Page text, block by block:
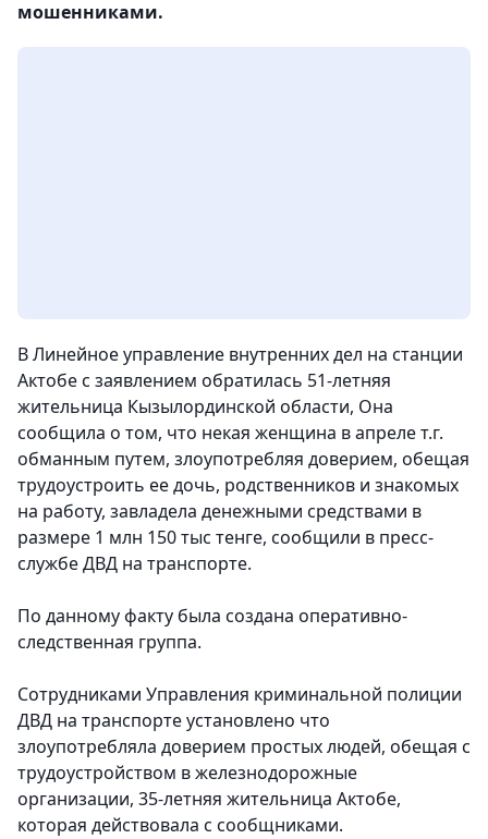
мошенниками.
В Линейное управление внутренних дел на станции
Актобе с заявлением обратилась 51-летняя
жительница Кызылординской области, Она
сообщила о том, что некая женщина в апреле т.г.
обманным путем, злоупотребляя доверием, обещая
трудоустроить ее дочь, родственников и знакомых
на работу, завладела денежными средствами в
размере 1 млн 150 тыс тенге, сообщили в пресс-
службе ДВД на транспорте.
По данному факту была создана оперативно-
следственная группа.
Сотрудниками Управления криминальной полиции
ДВД на транспорте установлено что
злоупотребляла доверием простых людей, обещая с
трудоустройством в железнодорожные
организации, 35-летняя жительница Актобе,
которая действовала с сообщниками.